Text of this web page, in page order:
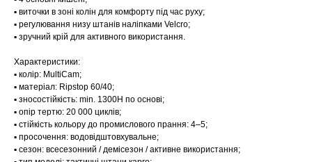
▪️ виточки в зоні колін для комфорту під час руху;
▪️ регулювання низу штанів наліпками Velcro;
▪️ зручний крій для активного використання.
Характеристики:
▪️ колір: MultiCam;
▪️ матеріал: Ripstop 60/40;
▪️ зносостійкість: min. 1300H по основі;
▪️ опір тертю: 20 000 циклів;
▪️ стійкість кольору до промислового прання: 4–5;
▪️ просочення: водовідштовхувальне;
▪️ сезон: всесезонний / демісезон / активне використання;